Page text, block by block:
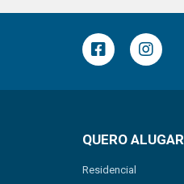
QUERO ALUGAR
Residencial